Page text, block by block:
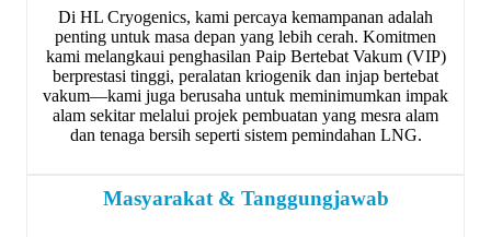
Di HL Cryogenics, kami percaya kemampanan adalah
penting untuk masa depan yang lebih cerah. Komitmen
kami melangkaui penghasilan Paip Bertebat Vakum (VIP)
berprestasi tinggi, peralatan kriogenik dan injap bertebat
vakum—kami juga berusaha untuk meminimumkan impak
alam sekitar melalui projek pembuatan yang mesra alam
dan tenaga bersih seperti sistem pemindahan LNG.
Masyarakat & Tanggungjawab